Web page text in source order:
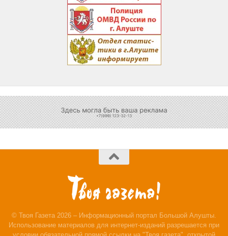
© Твоя Газета 2026 – Информационный портал Большой Алушты.
Использование материалов для интернет-изданий разрешается при